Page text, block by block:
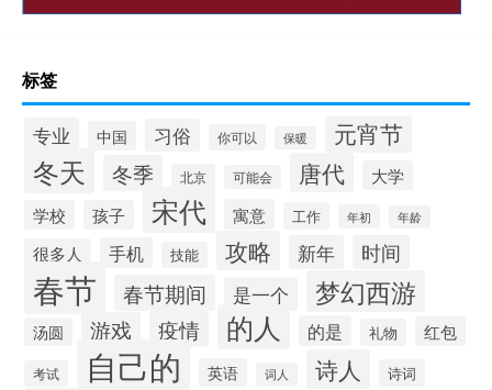
标签
专业 中国 习俗 你可以 保暖 元宵节
冬天 冬季 北京 可能会 唐代
大学
学校
孩子 宋代 寓意 工作 年初 年龄
很多人 手机 技能 攻略 新年 时间
春节 春节期间 是一个 梦幻西游
汤圆 游戏 疫情 的人 的是 礼物 红包
考试 自己的 英语 词人 诗人 诗词